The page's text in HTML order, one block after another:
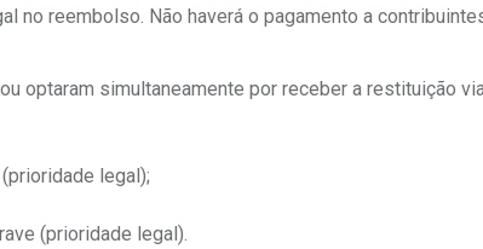
no reembolso. Não haverá o pagamento a
optaram simultaneamente por receber a restituição
legal);
(prioridade legal).